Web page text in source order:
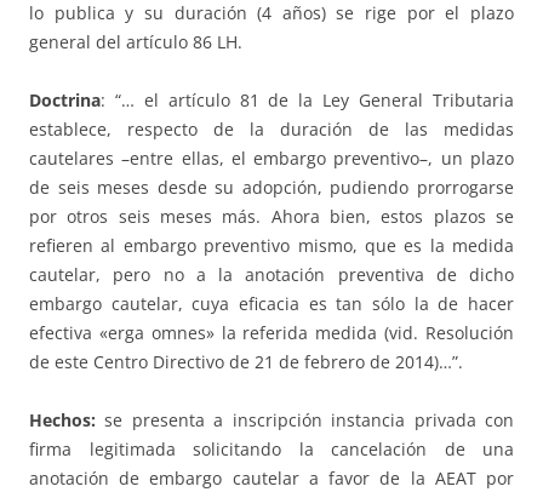
lo publica y su duración (4 años) se rige por el plazo
general del artículo 86 LH.
Doctrina: “… el artículo 81 de la Ley General Tributaria
establece, respecto de la duración de las medidas
cautelares –entre ellas, el embargo preventivo–, un plazo
de seis meses desde su adopción, pudiendo prorrogarse
por otros seis meses más. Ahora bien, estos plazos se
refieren al embargo preventivo mismo, que es la medida
cautelar, pero no a la anotación preventiva de dicho
embargo cautelar, cuya eficacia es tan sólo la de hacer
efectiva «erga omnes» la referida medida (vid. Resolución
de este Centro Directivo de 21 de febrero de 2014)…”.
Hechos: se presenta a inscripción instancia privada con
firma legitimada solicitando la cancelación de una
anotación de embargo cautelar a favor de la AEAT por